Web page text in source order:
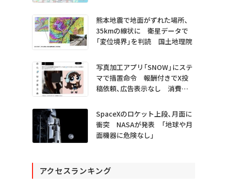
熊本地震で地面がずれた場所、
35kmの線状に 衛星データで
「変位境界」を判読 国土地理院
写真加工アプリ「SNOW」にステ
マで措置命令 報酬付きでX投
稿依頼、広告表示なし 消費者
SpaceXのロケット上段、月面に
衝突 NASAが発表 「地球や月
面機器に危険なし」
アクセスランキング